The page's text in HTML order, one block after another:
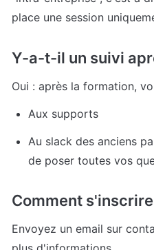
place une session
Y-a-t-il un suivi
Oui : après la formation,
Aux supports
Au slack des anciens
de poser toutes vos
Comment
Envoyez un email sur